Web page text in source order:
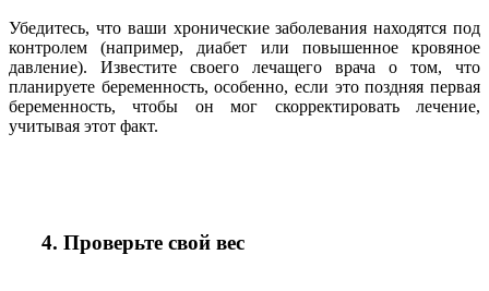
Убедитесь, что ваши хронические заболевания находятся под
контролем (например, диабет или повышенное кровяное
давление). Известите своего лечащего врача о том, что
планируете беременность, особенно, если это поздняя первая
беременность, чтобы он мог скорректировать лечение,
учитывая этот факт.
4. Проверьте свой вес